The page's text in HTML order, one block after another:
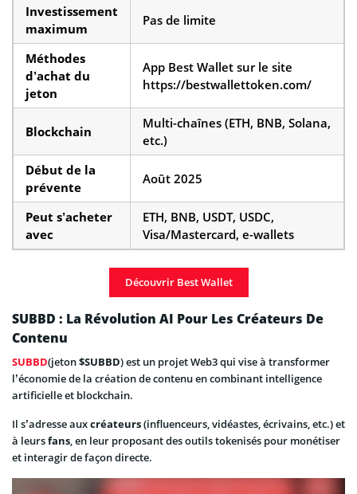
Investissement
maximum
Pas de limite
Méthodes
d’achat du
jeton
App Best Wallet sur le site
https://bestwallettoken.com/
Blockchain
Multi-chaînes (ETH, BNB, Solana,
etc.)
Début de la
prévente
Août 2025
Peut s’acheter
avec
ETH, BNB, USDT, USDC,
Visa/Mastercard, e-wallets
Découvrir Best Wallet
SUBBD : La Révolution AI Pour Les Créateurs De
Contenu
SUBBD(jeton$SUBBD) est un projet Web3 qui vise à transformer
l’économie de la création de contenu en combinant intelligence
artificielle et blockchain.
Il s’adresse auxcréateurs(influenceurs, vidéastes, écrivains, etc.) et
à leursfans, en leur proposant des outils tokenisés pour monétiser
et interagir de façon directe.